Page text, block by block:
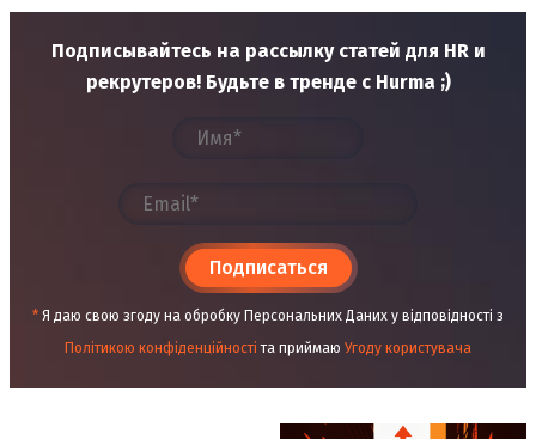
Подписывайтесь на рассылку статей для HR и
рекрутеров! Будьте в тренде с Hurma ;)
Подписаться
* Я даю свою згоду на обробку Персональних Даних у відповідності з
Політикою конфіденційності та приймаю Угоду користувача